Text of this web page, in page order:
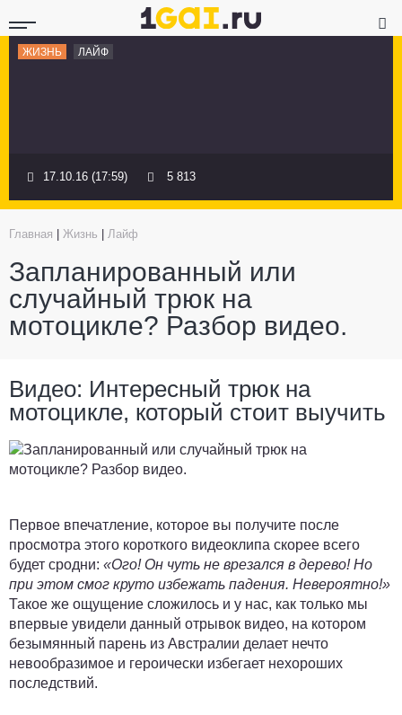
ЖИЗНЬ ЛАЙФ
17.10.16 (17:59) 5 813
Главная Жизнь Лайф
Запланированный или
случайный трюк на
мотоцикле? Разбор видео.
Видео: Интересный трюк на
мотоцикле, который стоит выучить
Первое впечатление, которое вы получите после
просмотра этого короткого видеоклипа скорее всего
будет сродни: «Ого! Он чуть не врезался в дерево! Но
при этом смог круто избежать падения. Невероятно!»
Такое же ощущение сложилось и у нас, как только мы
впервые увидели данный отрывок видео, на котором
безымянный парень из Австралии делает нечто
невообразимое и героически избегает нехороших
последствий.